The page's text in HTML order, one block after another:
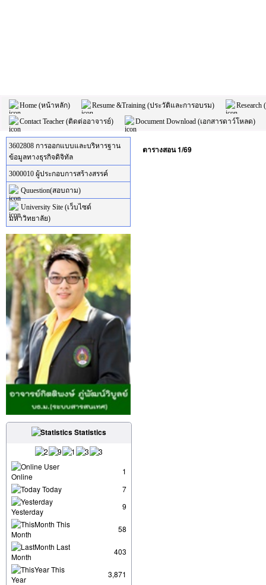
Home (หน้าหลัก) Resume &Training (ประวัติและการอบรม)
Contact Teacher (ติดต่ออาจารย์)
Document Download (เอกสารดาว์โหลด)
3602808 การออกแบบและบริหารฐาน
ข้อมูลทางธุรกิจดิจิทัล
3000010 ผู้ประกอบการสร้างสรรค์
Quuestion(สอบถาม)
University Site (เว็บไซต์
มหาวิทยาลัย)
Statistics
User
Online
1
Today
7
Yesterday
9
This
Month
58
Last
Month
403
This
Year
3,871
ตารางสอน 1/69